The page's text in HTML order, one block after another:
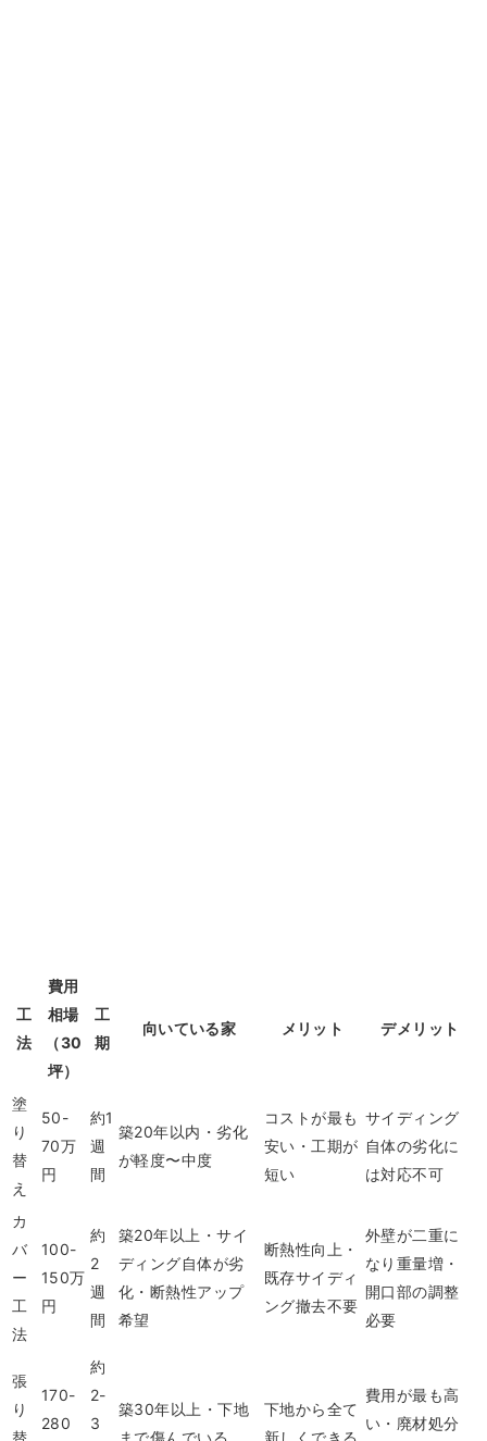
工
法
費用
相場
（30
坪）
工
期
向いている家 メリット デメリット
塗
り
替
え
50-
70万
円
約1
週
間
築20年以内・劣化
が軽度〜中度
コストが最も
安い・工期が
短い
サイディング
自体の劣化に
は対応不可
カ
バ
ー
工
法
100-
150万
円
約
2
週
間
築20年以上・サイ
ディング自体が劣
化・断熱性アップ
希望
断熱性向上・
既存サイディ
ング撤去不要
外壁が二重に
なり重量増・
開口部の調整
必要
張
り
170-
280
約
2-
3
築30年以上・下地
下地から全て
費用が最も高
い・廃材処分